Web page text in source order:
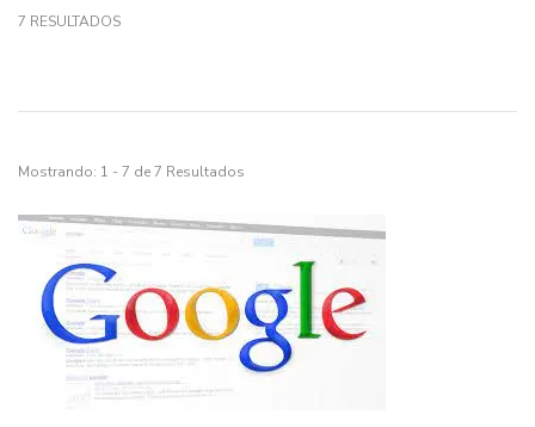
7 RESULTADOS
Mostrando: 1 - 7 de 7 Resultados